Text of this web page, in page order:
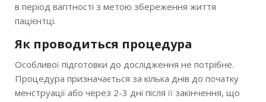
в період вагітності з метою збереження життя
пацієнтці.
Як проводиться процедура
Особливої ​​підготовки до дослідження не потрібне.
Процедура призначається за кілька днів до початку
менструації або через 2-3 дні після її закінчення, що